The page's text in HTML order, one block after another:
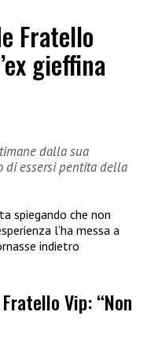
Fratello
gieffina
dalla sua
di essersi pentita della
spiegando che non
l’ha messa a
indietro
Vip: “Non